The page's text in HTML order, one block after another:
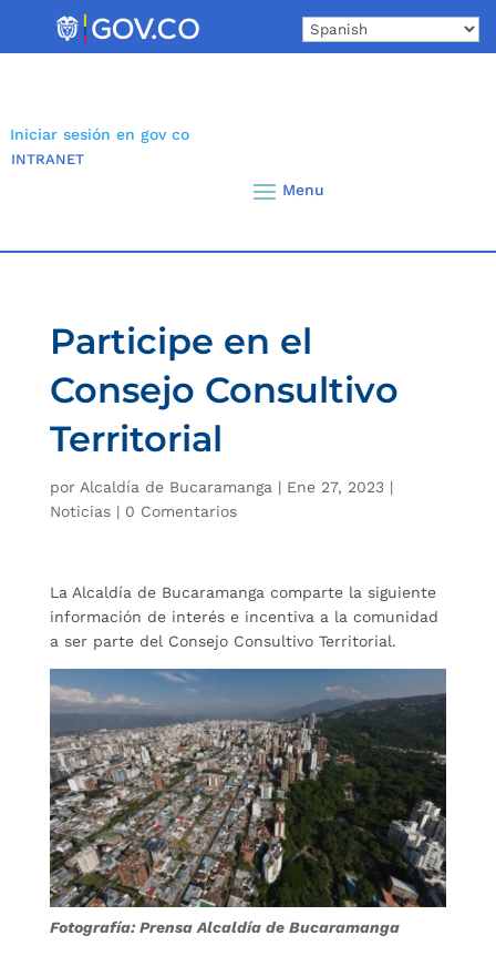
Iniciar sesión en gov co
INTRANET
Participe en el
Consejo Consultivo
Territorial
por Alcaldía de Bucaramanga | Ene 27, 2023|
Noticias| 0 Comentarios
La Alcaldía de Bucaramanga comparte la siguiente
información de interés e incentiva a la comunidad
a ser parte del Consejo Consultivo Territorial.
Fotografía: Prensa Alcaldía de Bucaramanga